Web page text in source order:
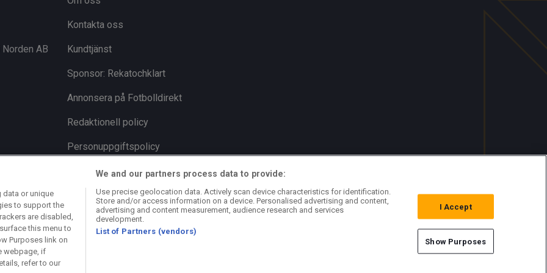
AB
Kontakta oss
Kundtjänst
Sponsor: Rekatochklart
Annonsera på Fotbolldirekt
Redaktionell policy
Personuppgiftspolicy
Cookiepolicy
data or unique
to support the
are disabled,
this menu to
Purposes link on
webpage, if
refer to our
We and our partners process data to provide:
Use precise geolocation data. Actively scan device characteristics for identification.
Store and/or access information on a device. Personalised advertising and content,
advertising and content measurement, audience research and services
development.
List of Partners (vendors)
I Accept
Show Purposes